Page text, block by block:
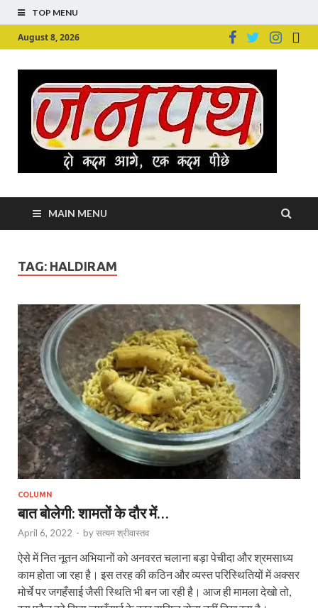
TOP MENU
August 8, 2026
MAIN MENU
TAG: HALDIRAM
COLUMN
बात बोलेगी: शामतों के दौर में…
April 6, 2022 - byसत्यम श्रीवास्तव
ऐसे में नित नूतन अभियानों को अनवरत चलाना बड़ा पेचीदा और श्रमसाध्य
काम होता जा रहा है। इस तरह की कठिन और व्यस्त परिस्थितियों में अक्सर
मोर्चे पर जगहँसाई जैसी स्थिति भी बन जा रही है। आज ही मामला देखो तो,